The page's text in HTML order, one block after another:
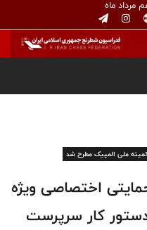
مرداد ماه
ملی المپیک مطرح شد
اختصاصی ویژه
دستور کار سرپرست